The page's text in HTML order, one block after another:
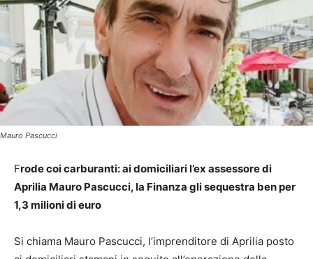
Mauro Pascucci
Frode coi carburanti: ai domiciliari l’ex assessore di
Aprilia Mauro Pascucci, la Finanza gli sequestra ben per
1,3 milioni di euro
Si chiama Mauro Pascucci, l’imprenditore di Aprilia posto